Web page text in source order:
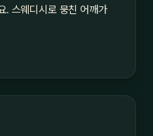
. 스웨디시로 뭉친 어깨가